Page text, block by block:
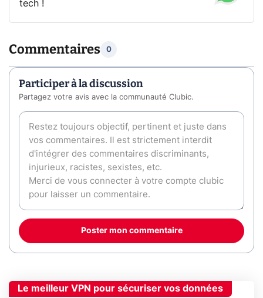
tech !
Commentaires 0
Participer à la discussion
Partagez votre avis avec la communauté Clubic.
Poster mon commentaire
Le meilleur VPN pour sécuriser vos données